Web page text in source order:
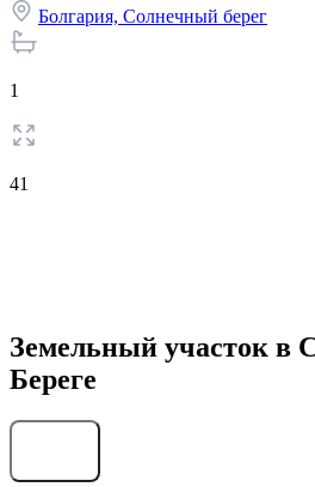
Болгария, Солнечный берег
1
41
Земельный участок в
Береге